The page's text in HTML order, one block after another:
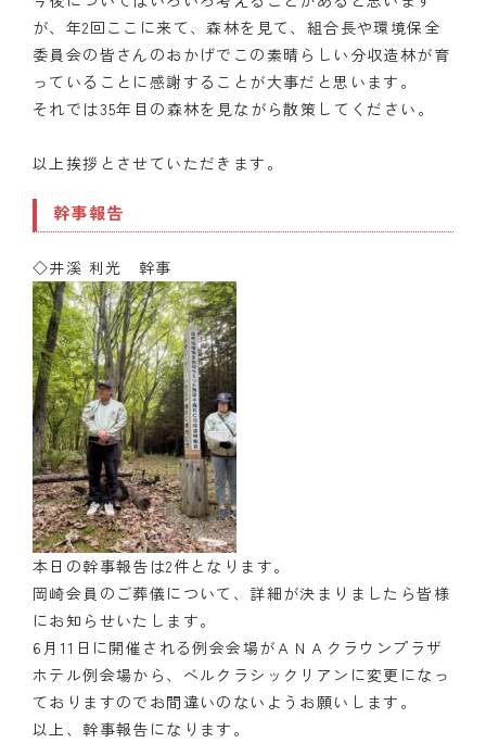
が、年2回ここに来て、森林を見て、組合長や環境保全
委員会の皆さんのおかげでこの素晴らしい分収造林が育
っていることに感謝することが大事だと思います。
それでは35年目の森林を見ながら散策してください。
以上挨拶とさせていただきます。
幹事報告
◇井溪 利光 幹事
本日の幹事報告は2件となります。
岡崎会員のご葬儀について、詳細が決まりましたら皆様
にお知らせいたします。
6月11日に開催される例会会場がＡＮＡクラウンプラザ
ホテル例会場から、ベルクラシックリアンに変更になっ
ておりますのでお間違いのないようお願いします。
以上、幹事報告になります。